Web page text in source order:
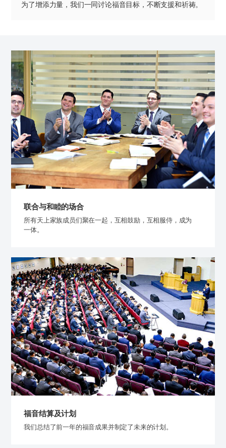
为了增添力量，我们一同讨论福音目标，不断支援和祈祷。
联合与和睦的场合
所有天上家族成员们聚在一起，互相鼓励，互相服侍， 成为
一体。
福音结算及计划
我们总结了前一年的福音成果并制定了未来的计划。